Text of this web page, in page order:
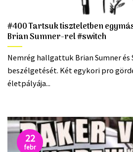
#400 Tartsuk tiszteletben
Brian Sumner-rel #switch
Nemrég hallgattuk Brian Sumner és
beszélgetését. Két egykori pro
életpályája...
22
febr